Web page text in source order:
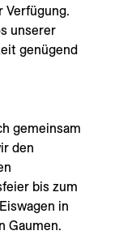
Verfügung.
unserer
genügend
gemeinsam
den
bis zum
in
Gaumen.